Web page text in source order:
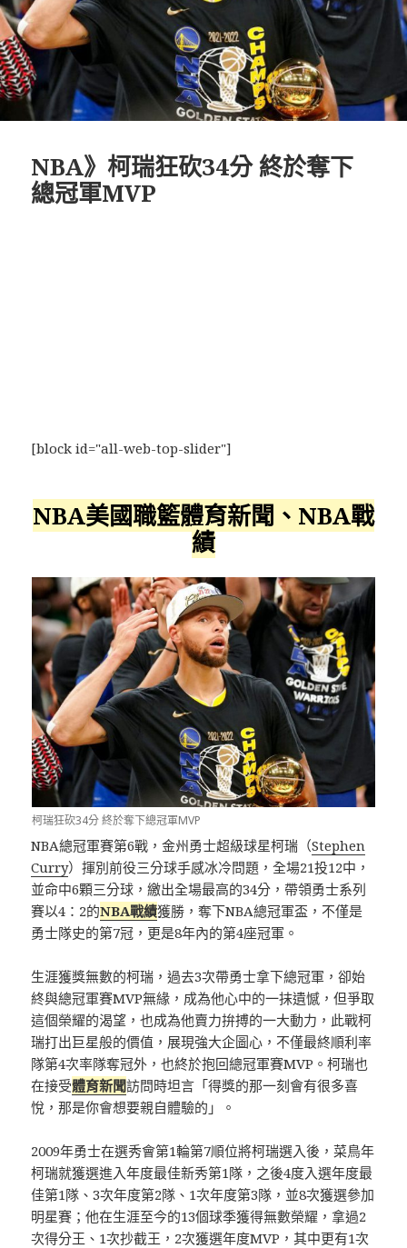
NBA》柯瑞狂砍34分 終於奪下
總冠軍MVP
[block id="all-web-top-slider"]
NBA美國職籃體育新聞、NBA戰
績
柯瑞狂砍34分 終於奪下總冠軍MVP
NBA總冠軍賽第6戰，金州勇士超級球星柯瑞（Stephen
Curry）揮別前役三分球手感冰冷問題，全場21投12中，
並命中6顆三分球，繳出全場最高的34分，帶領勇士系列
賽以4：2的NBA戰績獲勝，奪下NBA總冠軍盃，不僅是
勇士隊史的第7冠，更是8年內的第4座冠軍。
生涯獲獎無數的柯瑞，過去3次帶勇士拿下總冠軍，卻始
終與總冠軍賽MVP無緣，成為他心中的一抹遺憾，但爭取
這個榮耀的渴望，也成為他賣力拚搏的一大動力，此戰柯
瑞打出巨星般的價值，展現強大企圖心，不僅最終順利率
隊第4次率隊奪冠外，也終於抱回總冠軍賽MVP。柯瑞也
在接受體育新聞訪問時坦言「得獎的那一刻會有很多喜
悅，那是你會想要親自體驗的」。
2009年勇士在選秀會第1輪第7順位將柯瑞選入後，菜鳥年
柯瑞就獲選進入年度最佳新秀第1隊，之後4度入選年度最
佳第1隊、3次年度第2隊、1次年度第3隊，並8次獲選參加
明星賽；他在生涯至今的13個球季獲得無數榮耀，拿過2
次得分王、1次抄截王，2次獲選年度MVP，其中更有1次